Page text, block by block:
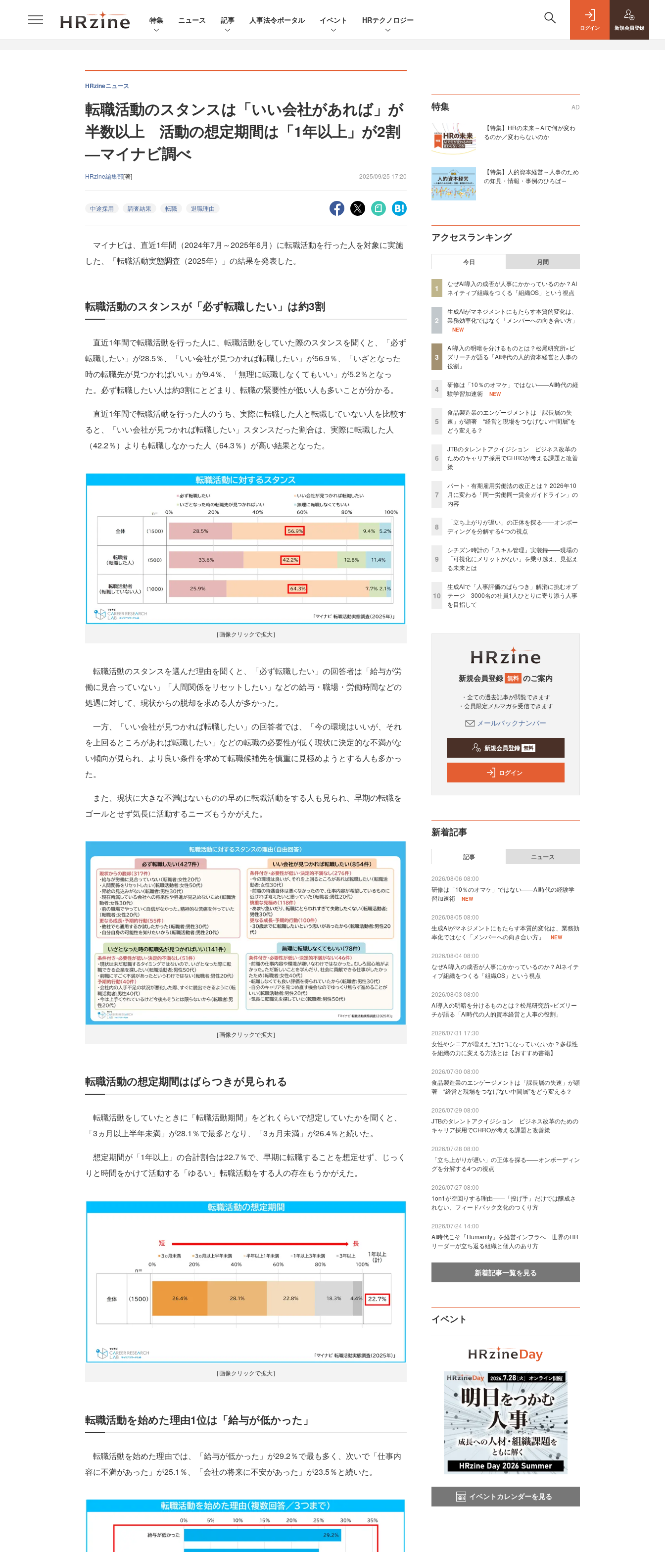
特集 ニュース 記事 人事法令ポータル イベント HRテクノロジー
ログイン 新規会員登録
HRzineニュース
転職活動のスタンスは「いい会社があれば」が
半数以上 活動の想定期間は「1年以上」が2割
—マイナビ調べ
HRzine編集部[著] 2025/09/25 17:20
中途採用 調査結果 転職 退職理由
マイナビは、直近1年間（2024年7月～2025年6月）に転職活動を行った人を対象に実施
した、「転職活動実態調査（2025年）」の結果を発表した。
転職活動のスタンスが「必ず転職したい」は約3割
直近1年間で転職活動を行った人に、転職活動をしていた際のスタンスを聞くと、「必ず
転職したい」が28.5％、「いい会社が見つかれば転職したい」が56.9％、「いざとなった
時の転職先が見つかればいい」が9.4％、「無理に転職しなくてもいい」が5.2％となっ
た。必ず転職したい人は約3割にとどまり、転職の緊要性が低い人も多いことが分かる。
直近1年間で転職活動を行った人のうち、実際に転職した人と転職していない人を比較す
ると、「いい会社が見つかれば転職したい」スタンスだった割合は、実際に転職した人
（42.2％）よりも転職しなかった人（64.3％）が高い結果となった。
［画像クリックで拡大］
転職活動のスタンスを選んだ理由を聞くと、「必ず転職したい」の回答者は「給与が労
働に見合っていない」「人間関係をリセットしたい」などの給与・職場・労働時間などの
処遇に対して、現状からの脱却を求める人が多かった。
一方、「いい会社が見つかれば転職したい」の回答者では、「今の環境はいいが、それ
を上回るところがあれば転職したい」などの転職の必要性が低く現状に決定的な不満がな
い傾向が見られ、より良い条件を求めて転職候補先を慎重に見極めようとする人も多かっ
た。
また、現状に大きな不満はないものの早めに転職活動をする人も見られ、早期の転職を
ゴールとせず気長に活動するニーズもうかがえた。
［画像クリックで拡大］
転職活動の想定期間はばらつきが見られる
転職活動をしていたときに「転職活動期間」をどれくらいで想定していたかを聞くと、
「3ヵ月以上半年未満」が28.1％で最多となり、「3ヵ月未満」が26.4％と続いた。
想定期間が「1年以上」の合計割合は22.7％で、早期に転職することを想定せず、じっく
りと時間をかけて活動する「ゆるい」転職活動をする人の存在もうかがえた。
［画像クリックで拡大］
転職活動を始めた理由1位は「給与が低かった」
転職活動を始めた理由では、「給与が低かった」が29.2％で最も多く、次いで「仕事内
容に不満があった」が25.1％、「会社の将来に不安があった」が23.5％と続いた。
特集 AD
【特集】HRの未来～AIで何が変わ
るのか／変わらないのか
【特集】人的資本経営～人事のため
の知見・情報・事例のひろば～
アクセスランキング
今日 月間
1
なぜAI導入の成否が人事にかかっているのか？AI
ネイティブ組織をつくる「組織OS」という視点
2
生成AIがマネジメントにもたらす本質的変化は、
業務効率化ではなく「メンバーへの向き合い方」
NEW
3
AI導入の明暗を分けるものとは？松尾研究所×ビ
ズリーチが語る「AI時代の人的資本経営と人事の
役割」
4
研修は「10％のオマケ」ではない——AI時代の経
験学習加速術
NEW
5
食品製造業のエンゲージメントは「課長層の失
速」が顕著 “経営と現場をつなげない中間層”を
どう変える？
6
JTBのタレントアクイジション ビジネス改革の
ためのキャリア採用でCHROが考える課題と改善
策
7
パート・有期雇用労働法の改正とは？ 2026年10
月に変わる「同一労働同一賃金ガイドライン」の
内容
8
「立ち上がりが遅い」の正体を探る——オンボー
ディングを分解する4つの視点
9
シチズン時計の「スキル管理」実装録——現場の
「可視化にメリットがない」を乗り越え、見据え
る未来とは
10
生成AIで「人事評価のばらつき」解消に挑むオプ
テージ 3000名の社員1人ひとりに寄り添う人事
を目指して
新規会員登録 無料 のご案内
・全ての過去記事が閲覧できます
・会員限定メルマガを受信できます
メールバックナンバー
新規会員登録 無料
ログイン
新着記事
記事 ニュース
2026/08/06 08:00
研修は「10％のオマケ」ではない——AI時代の経験学
習加速術
NEW
2026/08/05 08:00
生成AIがマネジメントにもたらす本質的変化は、業務効
率化ではなく「メンバーへの向き合い方」
NEW
2026/08/04 08:00
なぜAI導入の成否が人事にかかっているのか？AIネイテ
ィブ組織をつくる「組織OS」という視点
2026/08/03 08:00
AI導入の明暗を分けるものとは？松尾研究所×ビズリー
チが語る「AI時代の人的資本経営と人事の役割」
2026/07/31 17:30
女性やシニアが増えた“だけ”になっていないか？多様性
を組織の力に変える方法とは【おすすめ書籍】
2026/07/30 08:00
食品製造業のエンゲージメントは「課長層の失速」が顕
著 “経営と現場をつなげない中間層”をどう変える？
2026/07/29 08:00
JTBのタレントアクイジション ビジネス改革のための
キャリア採用でCHROが考える課題と改善策
2026/07/28 08:00
「立ち上がりが遅い」の正体を探る——オンボーディン
グを分解する4つの視点
2026/07/27 08:00
1on1が空回りする理由——「投げ手」だけでは醸成さ
れない、フィードバック文化のつくり方
2026/07/24 14:00
AI時代こそ「Humanity」を経営インフラへ 世界のHR
リーダーが立ち返る組織と個人のあり方
新着記事一覧を見る
イベント
イベントカレンダーを見る